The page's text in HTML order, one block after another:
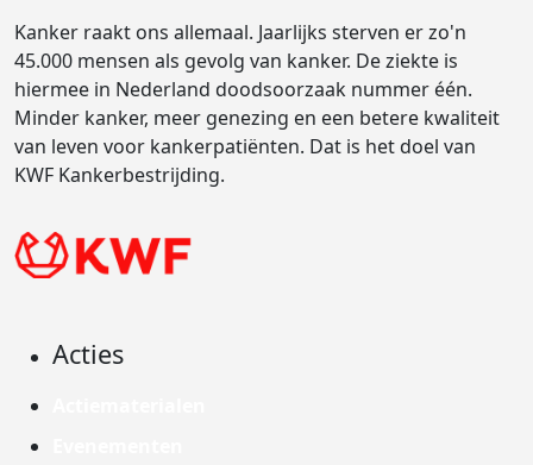
Kanker raakt ons allemaal. Jaarlijks sterven er zo'n
45.000 mensen als gevolg van kanker. De ziekte is
hiermee in Nederland doodsoorzaak nummer één.
Minder kanker, meer genezing en een betere kwaliteit
van leven voor kankerpatiënten. Dat is het doel van
KWF Kankerbestrijding.
Acties